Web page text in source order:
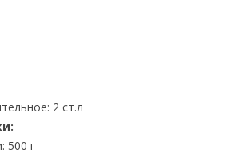
2 ст.л
500 г